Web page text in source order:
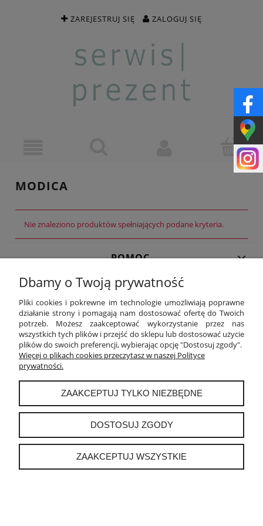
ZAREJESTRUJ SIĘ ZALOGUJ SIĘ
MODICA
Nie znaleziono produktów spełniających podane kryteria.
POMOC
MOJE KONTO
PŁATNOŚCI I DOSTAWA
INFORMACJE
O NAS
instagram
POKAŻ PEŁNĄ WERSJĘ STRONY
Dbamy o Twoją prywatność
Pliki cookies i pokrewne im technologie umożliwiają poprawne
działanie strony i pomagają nam dostosować ofertę do Twoich
potrzeb. Możesz zaakceptować wykorzystanie przez nas
wszystkich tych plików i przejść do sklepu lub dostosować użycie
plików do swoich preferencji, wybierając opcję "Dostosuj zgody".
Więcej o plikach cookies przeczytasz w naszej Polityce
prywatności.
ZAAKCEPTUJ TYLKO NIEZBĘDNE
DOSTOSUJ ZGODY
ZAAKCEPTUJ WSZYSTKIE